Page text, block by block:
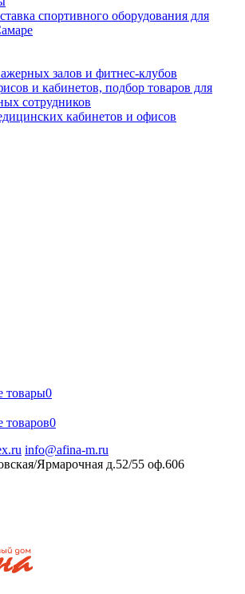
спортивного оборудования для
залов и фитнес-клубов
и кабинетов, подбор товаров для
сотрудников
кабинетов и офисов
товары0
товаров0
info@afina-m.ru
Ярмарочная д.52/55 оф.606